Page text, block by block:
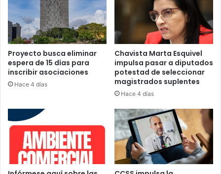
Proyecto busca eliminar
espera de 15 días para
inscribir asociaciones
Hace 4 días
Chavista Marta Esquivel
impulsa pasar a diputados
potestad de seleccionar
magistrados suplentes
Hace 4 días